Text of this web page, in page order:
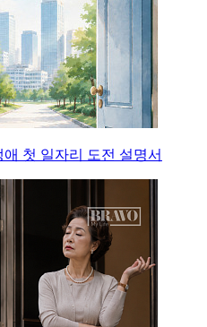
애 첫 일자리 도전 설명서